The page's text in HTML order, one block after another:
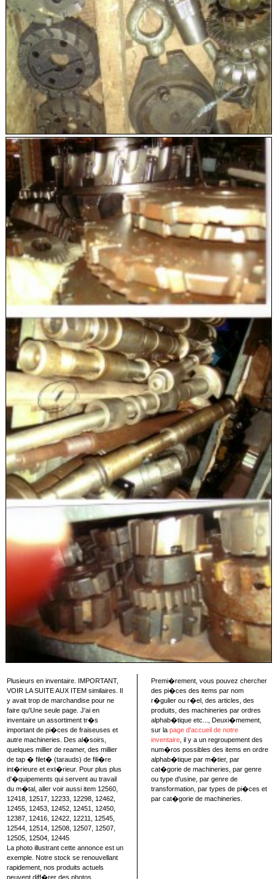
Plusieurs en inventaire. IMPORTANT,
VOIR LA SUITE AUX ITEM similaires. Il
y avait trop de marchandise pour ne
faire qu'Une seule page. J'ai en
inventaire un assortiment tr�s
important de pi�ces de fraiseuses et
autre machineries. Des al�soirs,
quelques millier de reamer, des millier
de tap � filet� (tarauds) de fili�re
int�rieure et ext�rieur. Pour plus plus
d'�quipements qui servent au travail
du m�tal, aller voir aussi item 12560,
12418, 12517, 12233, 12298, 12462,
12455, 12453, 12452, 12451, 12450,
12387, 12416, 12422, 12211, 12545,
12544, 12514, 12508, 12507, 12507,
12505, 12504, 12445
La photo illustrant cette annonce est un
exemple. Notre stock se renouvellant
rapidement, nos produits actuels
peuvent diff�rer des photos
Premi�rement, vous pouvez chercher
des pi�ces des items par nom
r�gulier ou r�el, des articles, des
produits, des machineries par ordres
alphab�tique etc..., Deuxi�mement,
sur la page d'accueil de notre
inventaire , il y a un regroupement des
num�ros possibles des items en ordre
alphab�tique par m�tier, par
cat�gorie de machineries, par genre
ou type d'usine, par genre de
transformation, par types de pi�ces et
par cat�gorie de machineries.